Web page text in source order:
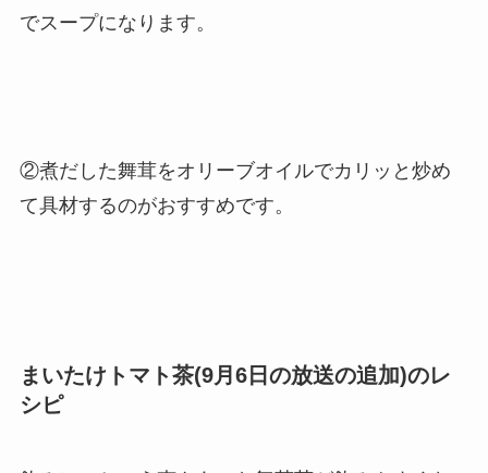
でスープになります。
②煮だした舞茸をオリーブオイルでカリッと炒め
て具材するのがおすすめです。
まいたけトマト茶(9月6日の放送の追加)のレ
シピ